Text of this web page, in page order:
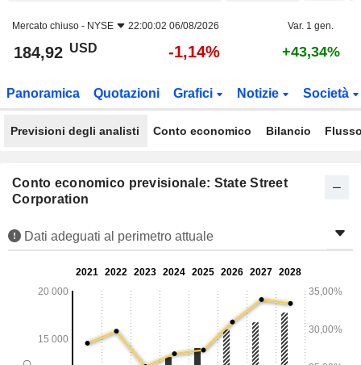
Mercato chiuso - NYSE 22:00:02 06/08/2026 Var. 1 gen.
184,92 USD -1,14% +43,34%
Panoramica Quotazioni Grafici Notizie Società
Previsioni degli analisti Conto economico Bilancio
Conto economico previsionale: State Street
Corporation
Dati adeguati al perimetro attuale